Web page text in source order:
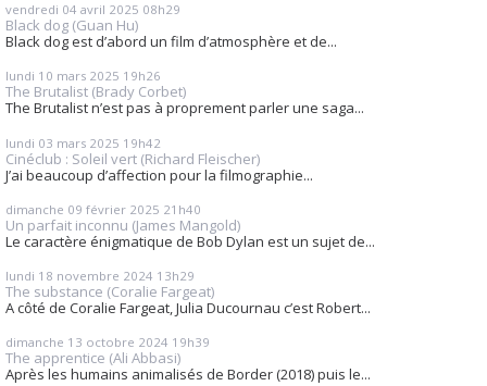
vendredi 04 avril 2025 08h29
Black dog (Guan Hu)
Black dog est d’abord un film d’atmosphère et de...
lundi 10 mars 2025 19h26
The Brutalist (Brady Corbet)
The Brutalist n’est pas à proprement parler une saga...
lundi 03 mars 2025 19h42
Cinéclub : Soleil vert (Richard Fleischer)
J’ai beaucoup d’affection pour la filmographie...
dimanche 09 février 2025 21h40
Un parfait inconnu (James Mangold)
Le caractère énigmatique de Bob Dylan est un sujet de...
lundi 18 novembre 2024 13h29
The substance (Coralie Fargeat)
A côté de Coralie Fargeat, Julia Ducournau c’est Robert...
dimanche 13 octobre 2024 19h39
The apprentice (Ali Abbasi)
Après les humains animalisés de Border (2018) puis le...